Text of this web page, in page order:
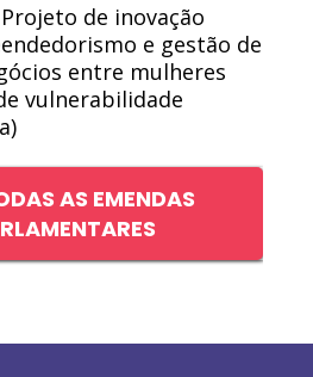
de inovação
e gestão de
entre mulheres
vulnerabilidade
AS EMENDAS